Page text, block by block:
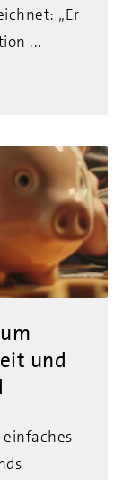
„Er
...
und
einfaches